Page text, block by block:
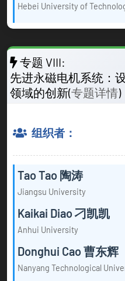
Hebei University of
专题 VIII:
先进永磁电机系统：
领域的创新(专题详情)
组织者：
Tao Tao 陶涛
Jiangsu University
Kaikai Diao 刁凯凯
Anhui University
Donghui Cao 曹东辉
Nanyang Technological